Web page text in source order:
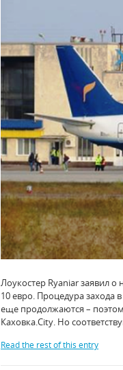
Лоукостер Ryaniar заявил
10 евро. Процедура захода
еще продолжаются –
Каховка.City. Но
Read the rest of this entry